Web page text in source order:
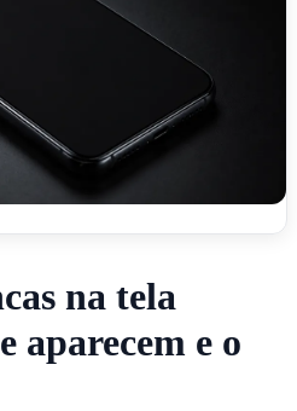
na tela
aparecem e o